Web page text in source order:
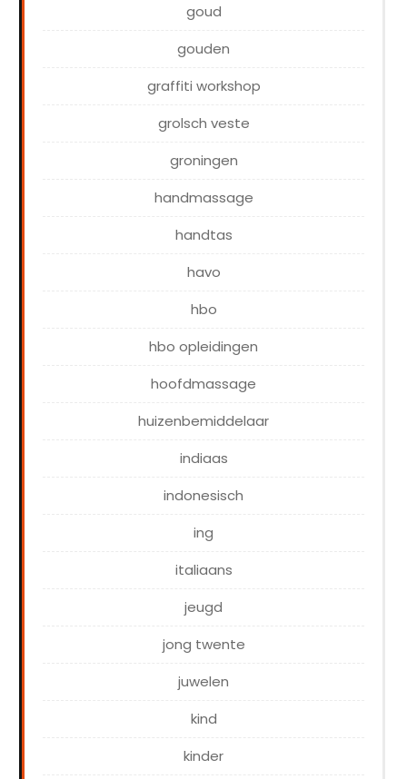
goud
gouden
graffiti workshop
grolsch veste
groningen
handmassage
handtas
havo
hbo
hbo opleidingen
hoofdmassage
huizenbemiddelaar
indiaas
indonesisch
ing
italiaans
jeugd
jong twente
juwelen
kind
kinder